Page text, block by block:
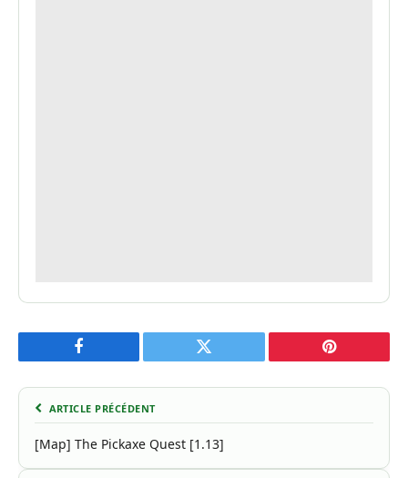
Facebook Twitter Pinterest
ARTICLE PRÉCÉDENT
[Map] The Pickaxe Quest [1.13]